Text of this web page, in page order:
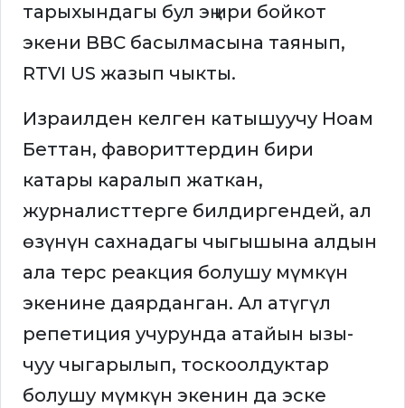
тарыхындагы бул эң ири бойкот
экени BBC басылмасына таянып,
RTVI US жазып чыкты.
Израилден келген катышуучу Ноам
Беттан, фавориттердин бири
катары каралып жаткан,
журналисттерге билдиргендей, ал
өзүнүн сахнадагы чыгышына алдын
ала терс реакция болушу мүмкүн
экенине даярданган. Ал атүгүл
репетиция учурунда атайын ызы-
чуу чыгарылып, тоскоолдуктар
болушу мүмкүн экенин да эске